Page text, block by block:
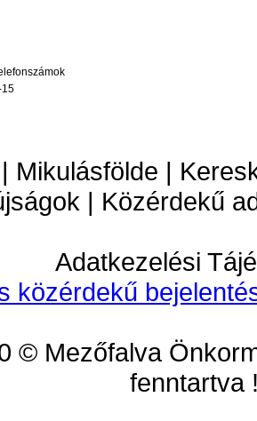
15
Mikulásfölde |
| Közérdekű
Adatkezelési
közérdekű
© Mezőfalva
fenntartva